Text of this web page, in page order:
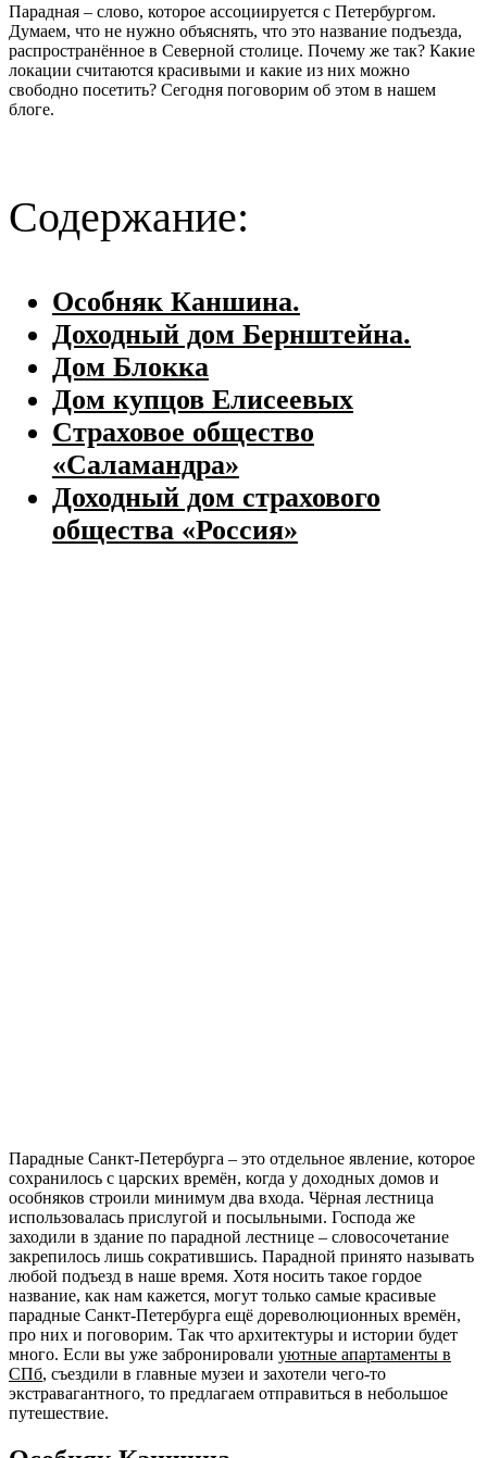
Парадная – слово, которое ассоциируется с Петербургом.
Думаем, что не нужно объяснять, что это название подъезда,
распространённое в Северной столице. Почему же так? Какие
локации считаются красивыми и какие из них можно
свободно посетить? Сегодня поговорим об этом в нашем
блоге.
Содержание:
Особняк Каншина.
Доходный дом Бернштейна.
Дом Блокка
Дом купцов Елисеевых
Страховое общество
«Саламандра»
Доходный дом страхового
общества «Россия»
Парадные Санкт-Петербурга – это отдельное явление, которое
сохранилось с царских времён, когда у доходных домов и
особняков строили минимум два входа. Чёрная лестница
использовалась прислугой и посыльными. Господа же
заходили в здание по парадной лестнице – словосочетание
закрепилось лишь сократившись. Парадной принято называть
любой подъезд в наше время. Хотя носить такое гордое
название, как нам кажется, могут только самые красивые
парадные Санкт-Петербурга ещё дореволюционных времён,
про них и поговорим. Так что архитектуры и истории будет
много. Если вы уже забронировали уютные апартаменты в
СПб, съездили в главные музеи и захотели чего-то
экстравагантного, то предлагаем отправиться в небольшое
путешествие.